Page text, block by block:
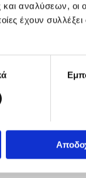
αναλύσεων, οι
έχουν